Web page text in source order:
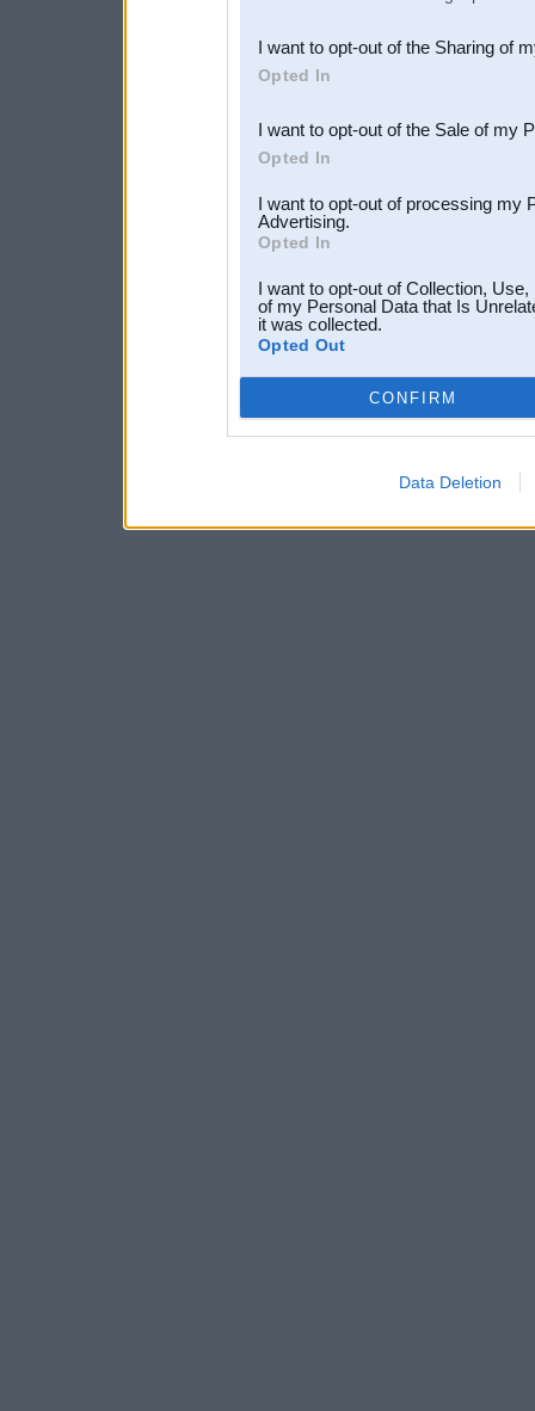
Downstream Participants
third parties.
I want to opt-out of the Sharing of
Opted In
I want to opt-out of the Sale of my
Opted In
I want to opt-out of processing my
Advertising.
Opted In
I want to opt-out of Collection,
of my Personal Data that Is
it was collected.
Opted Out
CONFIRM
Data Deletion